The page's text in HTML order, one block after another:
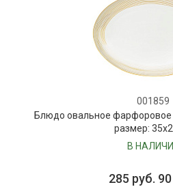
001859
Блюдо овальное фарфоровое
размер:
В
285 руб.